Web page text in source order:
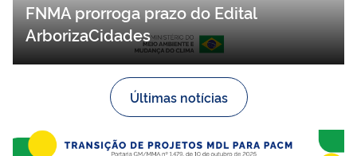
FNMA prorroga prazo do Edital
ArborizaCidades
Últimas notícias